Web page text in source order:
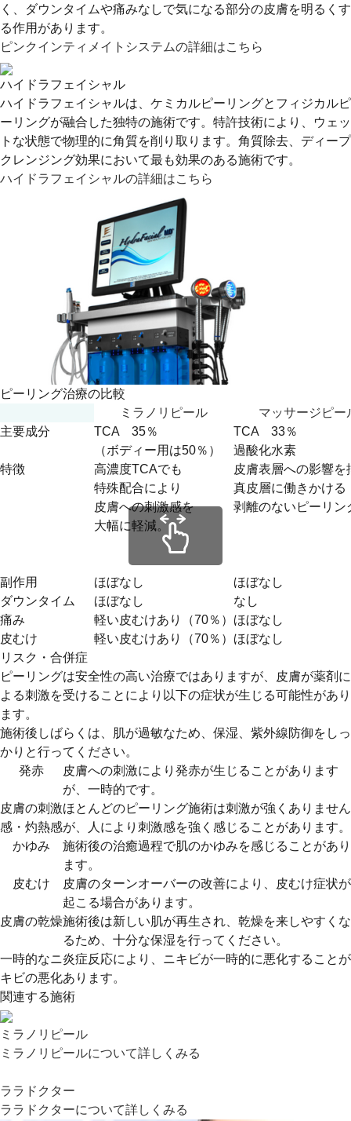
く、ダウンタイムや痛みなしで気になる部分の皮膚を明るくす
る作用があります。
ピンクインティメイトシステムの詳細はこちら
ハイドラフェイシャル
ハイドラフェイシャルは、ケミカルピーリングとフィジカルピ
ーリングが融合した独特の施術です。特許技術により、ウェッ
トな状態で物理的に角質を削り取ります。角質除去、ディープ
クレンジング効果において最も効果のある施術です。
ハイドラフェイシャルの詳細はこちら
ピーリング治療の比較
ミラノリピール
マッサージピー
主要成分
TCA 35％
（ボディー用は50％）
TCA 33％
過酸化水素
特徴
高濃度TCAでも
特殊配合により
皮膚への刺激感を
大幅に軽減。
皮膚表層への影響を
真皮層に働きかける
剥離のないピーリン
副作用 ほぼなし
ほぼなし
ダウンタイム
ほぼなし
なし
痛み
軽い皮むけあり（70％） ほぼなし
皮むけ
軽い皮むけあり（70％） ほぼなし
リスク・合併症
ピーリングは安全性の高い治療ではありますが、皮膚が薬剤に
よる刺激を受けることにより以下の症状が生じる可能性があり
ます。
施術後しばらくは、肌が過敏なため、保湿、紫外線防御をしっ
かりと行ってください。
発赤
皮膚への刺激により発赤が生じることがあります
が、一時的です。
皮膚の刺激
感・灼熱感
ほとんどのピーリング施術は刺激が強くありません
が、人により刺激感を強く感じることがあります。
かゆみ
施術後の治癒過程で肌のかゆみを感じることがあり
ます。
皮むけ
皮膚のターンオーバーの改善により、皮むけ症状が
起こる場合があります。
皮膚の乾燥施術後は新しい肌が再生され、乾燥を来しやすくな
るため、十分な保湿を行ってください。
一時的なニ
キビの悪化
炎症反応により、ニキビが一時的に悪化することが
あります。
関連する施術
ミラノリピール
ミラノリピールについて詳しくみる
ララドクター
ララドクターについて詳しくみる